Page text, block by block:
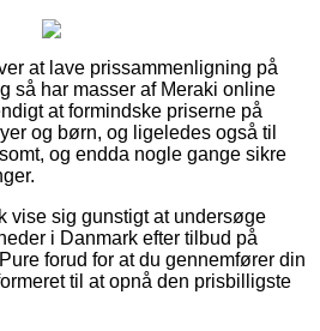
at lave prissammenligning på
så har masser af Meraki online
at formindske priserne på
og børn, og ligeledes også til
og endda nogle gange sikre
vise sig gunstigt at undersøge
i Danmark efter tilbud på
forud for at du gennemfører din
til at opnå den prisbilligste